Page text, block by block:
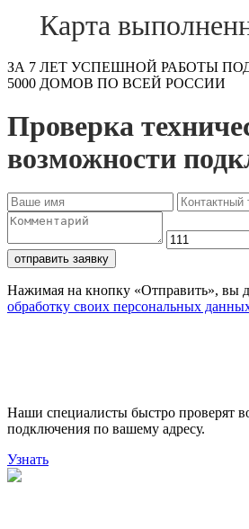
Карта
ЗА 7 ЛЕТ УСПЕШНОЙ РАБОТЫ
5000 ДОМОВ ПО ВСЕЙ РОССИИ
Проверка
возможности
отправить заявку
Нажимая на кнопку «Отправить», вы
обработку своих персональных
Наши специалисты быстро проверят
подключения по вашему адресу.
Узнать